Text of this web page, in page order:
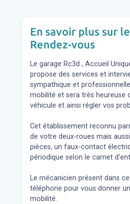
En savoir plus sur
Rendez-vous
Le garage Rc3d , Accueil
propose des services et
sympathique et
mobilité et sera très
véhicule et ainsi régler vos
Cet établissement reconnu
de votre deux-roues mais
pièces, un faux-contact
périodique selon le carnet
Le mécanicien présent dans
téléphone pour vous donner
mobilité.